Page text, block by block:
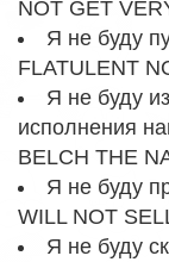
NOT GET
Я не буду
FLATULENT
Я не буду
исполнения
BELCH THE
Я не буду
WILL NOT
Я не буду